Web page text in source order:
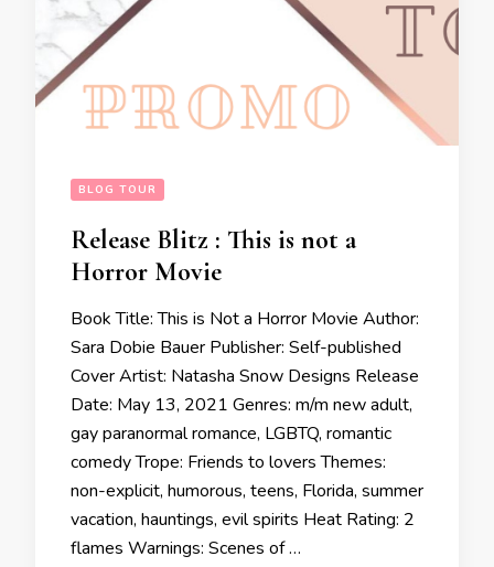
BLOG TOUR
Release Blitz : This is not a
Horror Movie
Book Title: This is Not a Horror Movie Author:
Sara Dobie Bauer Publisher: Self-published
Cover Artist: Natasha Snow Designs Release
Date: May 13, 2021 Genres: m/m new adult,
gay paranormal romance, LGBTQ, romantic
comedy Trope: Friends to lovers Themes:
non-explicit, humorous, teens, Florida, summer
vacation, hauntings, evil spirits Heat Rating: 2
flames Warnings: Scenes of …